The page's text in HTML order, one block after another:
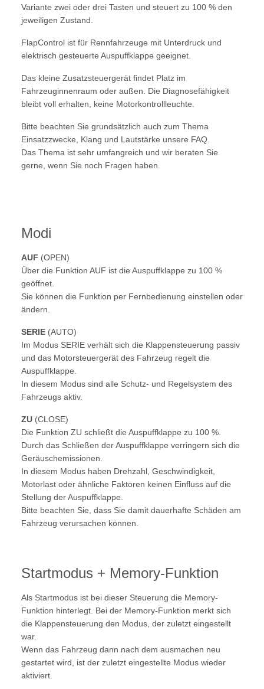
Variante zwei oder drei Tasten und steuert zu 100 % den
jeweiligen Zustand.
FlapControl ist für Rennfahrzeuge mit Unterdruck und
elektrisch gesteuerte Auspuffklappe geeignet.
Das kleine Zusatzsteuergerät findet Platz im
Fahrzeuginnenraum oder außen. Die Diagnosefähigkeit
bleibt voll erhalten, keine Motorkontrollleuchte.
Bitte beachten Sie grundsätzlich auch zum Thema
Einsatzzwecke, Klang und Lautstärke unsere FAQ.
Das Thema ist sehr umfangreich und wir beraten Sie
gerne, wenn Sie noch Fragen haben.
Modi
AUF (OPEN)
Über die Funktion AUF ist die Auspuffklappe zu 100 %
geöffnet.
Sie können die Funktion per Fernbedienung einstellen oder
ändern.
SERIE (AUTO)
Im Modus SERIE verhält sich die Klappensteuerung passiv
und das Motorsteuergerät des Fahrzeug regelt die
Auspuffklappe.
In diesem Modus sind alle Schutz- und Regelsystem des
Fahrzeugs aktiv.
ZU (CLOSE)
Die Funktion ZU schließt die Auspuffklappe zu 100 %.
Durch das Schließen der Auspuffklappe verringern sich die
Geräuschemissionen.
In diesem Modus haben Drehzahl, Geschwindigkeit,
Motorlast oder ähnliche Faktoren keinen Einfluss auf die
Stellung der Auspuffklappe.
Bitte beachten Sie, dass Sie damit dauerhafte Schäden am
Fahrzeug verursachen können.
Startmodus + Memory-Funktion
Als Startmodus ist bei dieser Steuerung die Memory-
Funktion hinterlegt. Bei der Memory-Funktion merkt sich
die Klappensteuerung den Modus, der zuletzt eingestellt
war.
Wenn das Fahrzeug dann nach dem ausmachen neu
gestartet wird, ist der zuletzt eingestellte Modus wieder
aktiviert.